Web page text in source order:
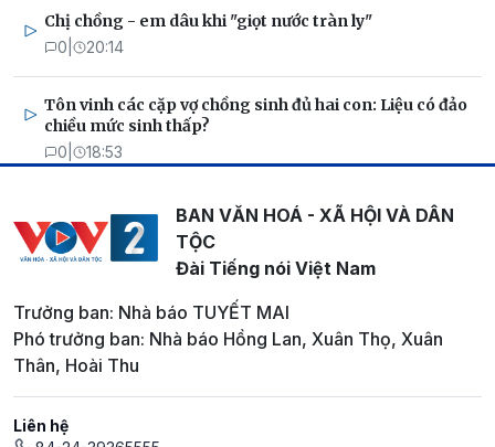
Chị chồng - em dâu khi "giọt nước tràn ly"
0 20:14
Tôn vinh các cặp vợ chồng sinh đủ hai con: Liệu có đảo
chiều mức sinh thấp?
0 18:53
BAN VĂN HOÁ - XÃ HỘI VÀ DÂN
TỘC
Đài Tiếng nói Việt Nam
Trưởng ban: Nhà báo TUYẾT MAI
Phó trưởng ban: Nhà báo Hồng Lan, Xuân Thọ, Xuân
Thân, Hoài Thu
Liên hệ